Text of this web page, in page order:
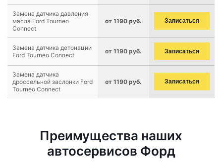
Замена датчика давления
масла Ford Tourneo
Connect
от 1190 руб. Записаться
Замена датчика детонации
Ford Tourneo Connect
от 1190 руб. Записаться
Замена датчика
дроссельной заслонки Ford
Tourneo Connect
от 1190 руб. Записаться
Преимущества наших
автосервисов Форд